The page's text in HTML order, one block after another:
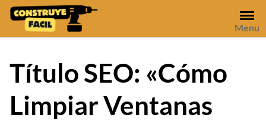
Skip
content
Menu
Título SEO: «Cómo
Limpiar Ventanas